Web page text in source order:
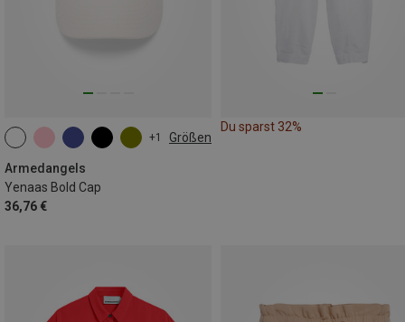
+1 Größen
Armedangels
Yenaas Bold Cap
36,76 €
ONE SIZE
Du sparst 32%